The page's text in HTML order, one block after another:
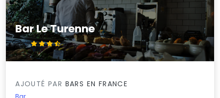
Bar Le Turenne
3.9/5
AJOUTÉ PAR BARS EN FRANCE